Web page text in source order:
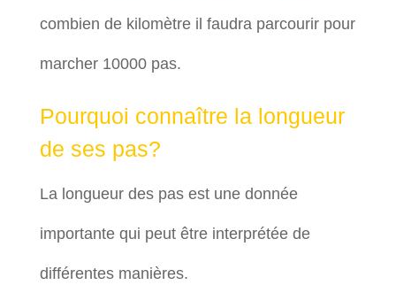
combien de kilomètre il faudra parcourir pour
marcher 10000 pas.
Pourquoi connaître la longueur
de ses pas?
La longueur des pas est une donnée
importante qui peut être interprétée de
différentes manières.